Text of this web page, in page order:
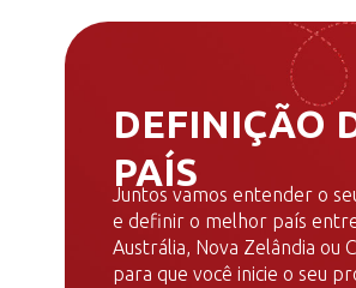
DEFINIÇÃO
PAÍS
Juntos vamos entender o
e definir o melhor país
Austrália, Nova Zelândia ou
para que você inicie o seu